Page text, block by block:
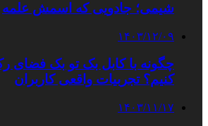
شیمی؛ جادویی که اسمش علمه
۱۴۰۳/۱۲/۰۹
چگونه با کابل بک تو بک فضای رک
کنیم؟ تجربیات واقعی کاربران
۱۴۰۳/۱۱/۱۷